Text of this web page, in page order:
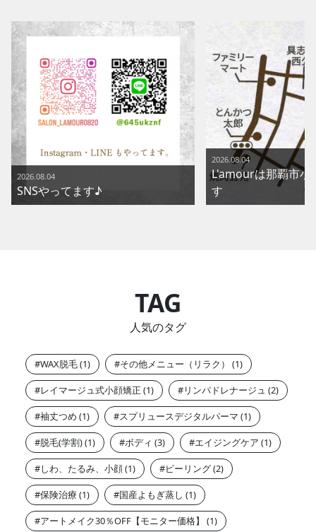
2026.08.04
SNSやってます♪
2026.08.04
L'amourは那覇市小
す
TAG
人気のタグ
WAX脱毛 その他メニュー（リラク）
レイマージュ式小顔矯正 リンパドレナージュ
袖丈つめ スプリュースデジタルパーマ
脱毛(学割) ボディ エイジングケア
しわ、たるみ、小顔 ピーリング
保険治療 国産よもぎ蒸し
アートメイク30％OFF【モニター価格】